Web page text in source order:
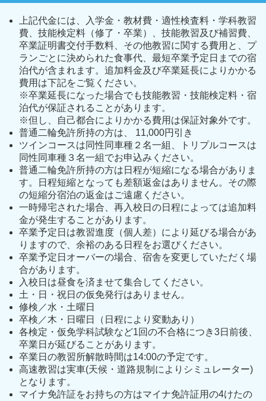
上記代金には、入学金・教材費・適性検査料・学科教習
費、技能検定料（修了・卒業）、技能教習及び補習費、
卒業証明書交付手数料、その他教習に関する費用と、プ
ランごとに決められた食事代、最短卒業予定日までの宿
泊代が含まれます。追加料金及び卒業延長によりかかる
費用は下記をご覧ください。
※卒業延長になった場合でも技能教習・技能検定料・宿
泊代が保証されることがあります。
※但し、自己都合によりかかる費用は保証対象外です。
普通二輪免許所持の方は、 11,000円引き
ツインコースは同性同車種２名一組、トリプルコースは
同性同車種３名一組でお申込みください。
普通二輪免許所持の方は日程が短縮になる場合がありま
す。日程短縮となっても差額返金はありません。その際
の短縮分宿泊の返金はご遠慮ください。
一時帰宅された場合、再入校日の日程によっては追加料
金が発生することがあります。
卒業予定日は教習進度（個人差）により延びる場合があ
りますので、余裕のある日程をお選びください。
卒業予定日オーバーの場合、宿舎を変更していただく場
合があります。
入校日は昼食を済ませて集合してください。
土・日・祝日の仮免発行はありません。
修検／水・土曜日
卒検／木・日曜日（日程により変動あり）
各検定・仮免学科試験など1回の不合格につき3日前後、
卒業日が延びることがあります。
卒業日の教習所解散時間は14:00の予定です。
高速教習は実車(天候・道路規制によりシミュレーター)
となります。
マイナ免許証をお持ちの方はマイナ免許証用の4けたの